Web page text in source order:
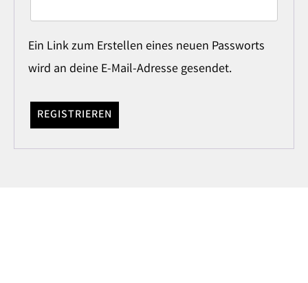
Ein Link zum Erstellen eines neuen Passworts
wird an deine E-Mail-Adresse gesendet.
REGISTRIEREN